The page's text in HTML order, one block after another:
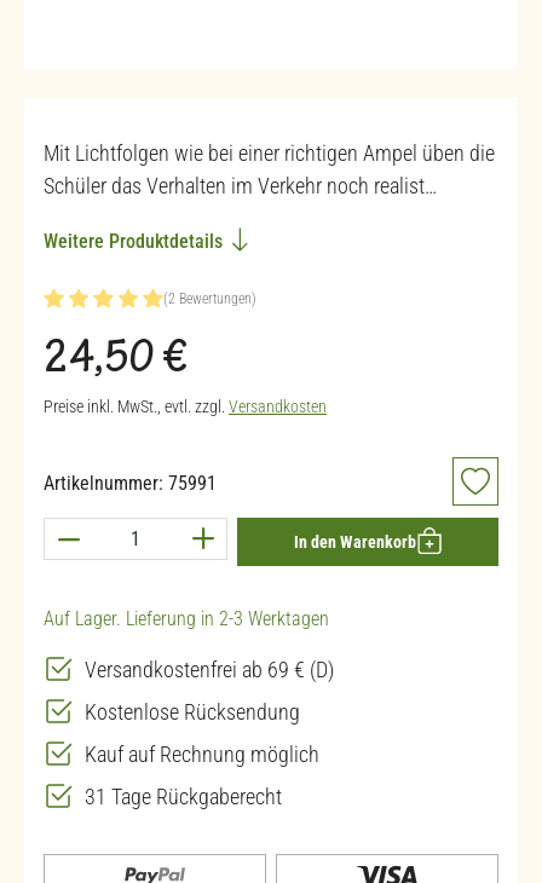
Mit Lichtfolgen wie bei einer richtigen Ampel üben die
Schüler das Verhalten im Verkehr noch realist…
Weitere Produktdetails
(2 Bewertungen)
Regulärer Preis:
24,50 €
Preise inkl. MwSt., evtl. zzgl. Versandkosten
Artikelnummer: 75991
Produkt Anzahl: Gib den gewünschten Wert
In den Warenkorb
Auf Lager. Lieferung in 2-3 Werktagen
Versandkostenfrei ab 69 € (D)
Kostenlose Rücksendung
Kauf auf Rechnung möglich
31 Tage Rückgaberecht